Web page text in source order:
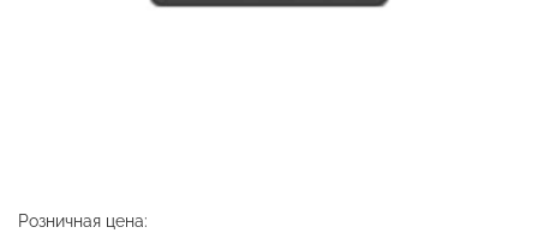
Розничная цена: